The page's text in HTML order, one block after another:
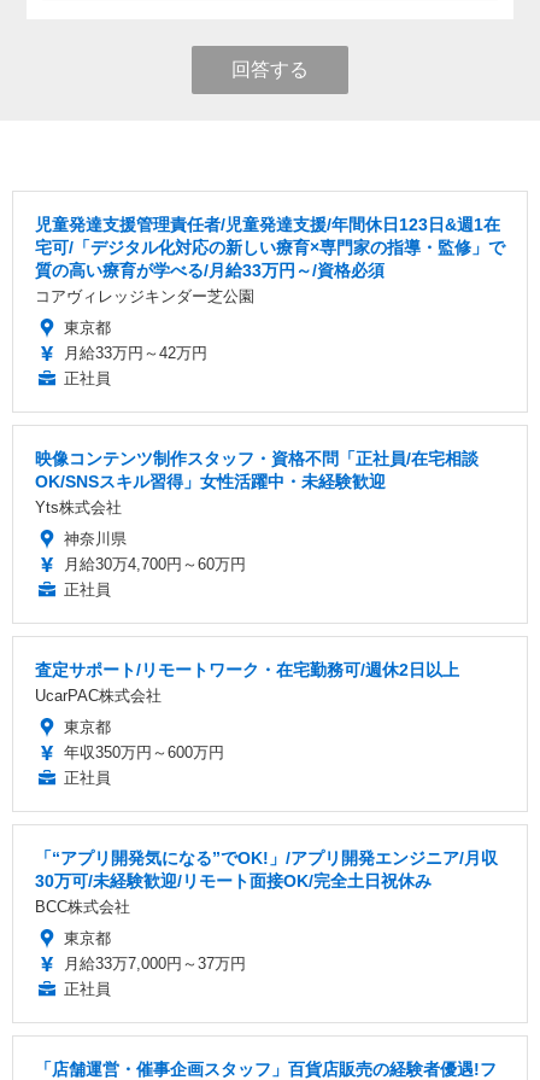
回答する
児童発達支援管理責任者/児童発達⽀援/年間休日123日&週1在
宅可/「デジタル化対応の新しい療育×専門家の指導・監修」で
質の高い療育が学べる/月給33万円～/資格必須
コアヴィレッジキンダー芝公園
東京都
月給33万円～42万円
正社員
映像コンテンツ制作スタッフ・資格不問「正社員/在宅相談
OK/SNSスキル習得」女性活躍中・未経験歓迎
Yts株式会社
神奈川県
月給30万4,700円～60万円
正社員
査定サポート/リモートワーク・在宅勤務可/週休2日以上
UcarPAC株式会社
東京都
年収350万円～600万円
正社員
「“アプリ開発気になる”でOK!」/アプリ開発エンジニア/月収
30万可/未経験歓迎/リモート面接OK/完全土日祝休み
BCC株式会社
東京都
月給33万7,000円～37万円
正社員
「店舗運営・催事企画スタッフ」百貨店販売の経験者優遇!フ